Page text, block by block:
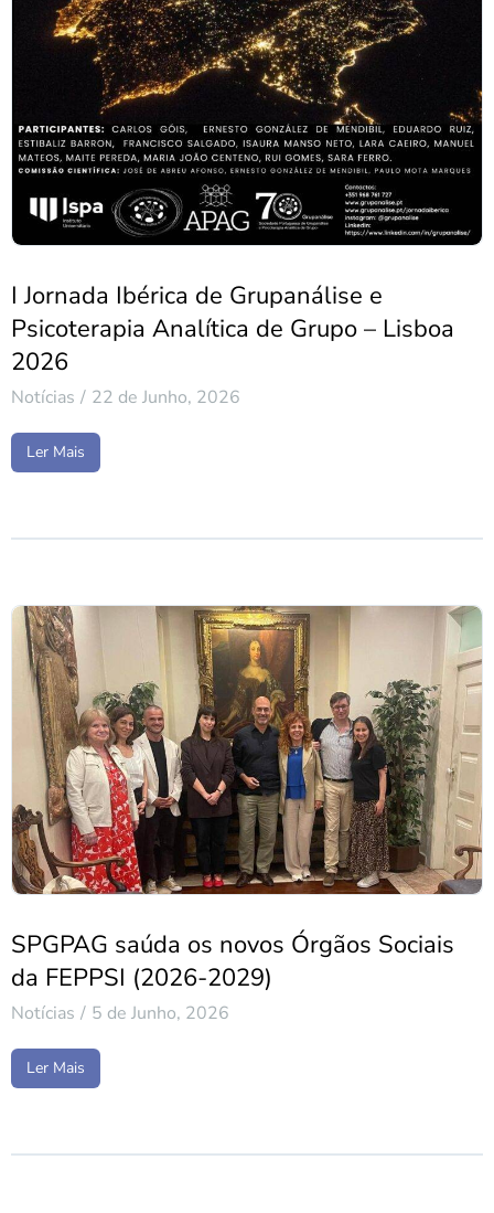
I Jornada Ibérica de Grupanálise e
Psicoterapia Analítica de Grupo – Lisboa
2026
Notícias 22 de Junho, 2026
Ler Mais
SPGPAG saúda os novos Órgãos Sociais
da FEPPSI (2026-2029)
Notícias 5 de Junho, 2026
Ler Mais